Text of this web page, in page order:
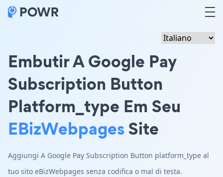
Embutir A Google Pay
Subscription Button
Platform_type Em Seu
EBizWebpagesSite
Aggiungi A Google Pay Subscription Button platform_type al
tuo sito eBizWebpages senza codifica o mal di testa.